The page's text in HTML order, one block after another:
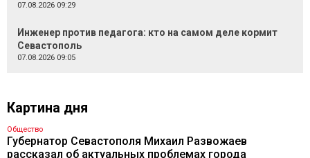
07.08.2026 09:29
Инженер против педагога: кто на самом деле кормит
Севастополь
07.08.2026 09:05
Картина дня
Общество
Губернатор Севастополя Михаил Развожаев
рассказал об актуальных проблемах города